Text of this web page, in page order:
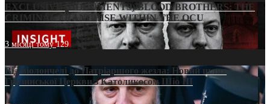
EXCLUSIVE (DOCUMENTS)/BLOOD BROTHERS: THE
CRIMINAL FRANCHISE WITHIN THE OCU
3 місяці тому129
Від віолончелі до Патріаршого жезла: Новий шлях
Грузинської Церкви з Католикосом Шіо III